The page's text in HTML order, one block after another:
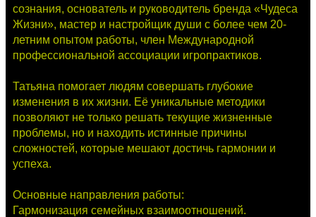
сознания, основатель и руководитель бренда «Чудеса
Жизни», мастер и настройщик души с более чем 20-
летним опытом работы, член Международной
профессиональной ассоциации игропрактиков.
Татьяна помогает людям совершать глубокие
изменения в их жизни. Её уникальные методики
позволяют не только решать текущие жизненные
проблемы, но и находить истинные причины
сложностей, которые мешают достичь гармонии и
успеха.
Основные направления работы:
Гармонизация семейных взаимоотношений.